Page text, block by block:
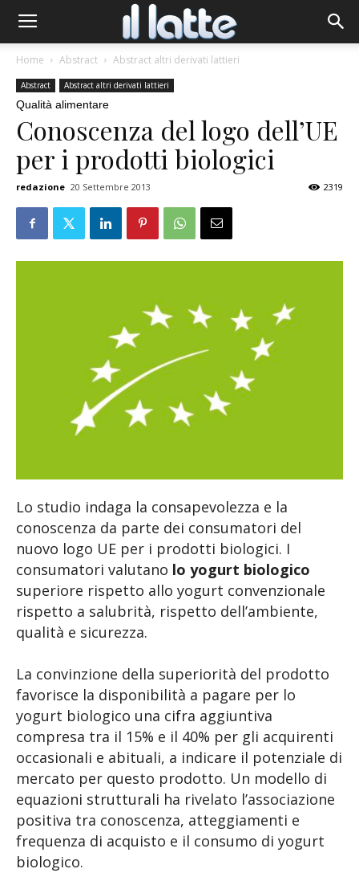
Home Abstract Abstract altri derivati lattieri
Abstract Abstract altri derivati lattieri
Qualità alimentare
Conoscenza del logo dell’UE
per i prodotti biologici
redazione 20 Settembre 2013 2319
Lo studio indaga la consapevolezza e la
conoscenza da parte dei consumatori del
nuovo logo UE per i prodotti biologici. I
consumatori valutano lo yogurt biologico
superiore rispetto allo yogurt convenzionale
rispetto a salubrità, rispetto dell’ambiente,
qualità e sicurezza.
La convinzione della superiorità del prodotto
favorisce la disponibilità a pagare per lo
yogurt biologico una cifra aggiuntiva
compresa tra il 15% e il 40% per gli acquirenti
occasionali e abituali, a indicare il potenziale di
mercato per questo prodotto. Un modello di
equazioni strutturali ha rivelato l’associazione
positiva tra conoscenza, atteggiamenti e
frequenza di acquisto e il consumo di yogurt
biologico.